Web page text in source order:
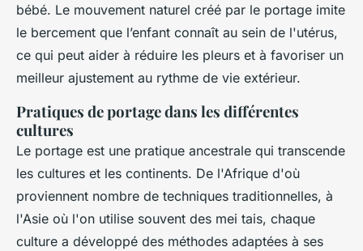
bébé. Le mouvement naturel créé par le portage imite
le bercement que l’enfant connaît au sein de l'utérus,
ce qui peut aider à réduire les pleurs et à favoriser un
meilleur ajustement au rythme de vie extérieur.
Pratiques de portage dans les différentes
cultures
Le portage est une pratique ancestrale qui transcende
les cultures et les continents. De l'Afrique d'où
proviennent nombre de techniques traditionnelles, à
l'Asie où l'on utilise souvent des mei tais, chaque
culture a développé des méthodes adaptées à ses